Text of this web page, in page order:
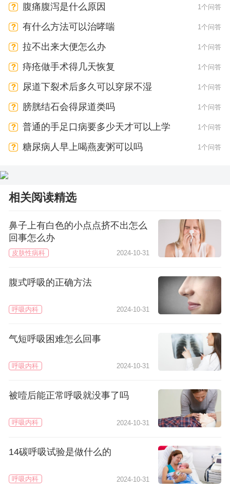
腹痛腹泻是什么原因 1个问答
有什么方法可以治哮喘 1个问答
拉不出来大便怎么办 1个问答
痔疮做手术得几天恢复 1个问答
尿道下裂术后多久可以穿尿不湿 1个问答
膀胱结石会得尿道类吗 1个问答
普通的手足口病要多少天才可以上学 1个问答
糖尿病人早上喝燕麦粥可以吗 1个问答
相关阅读精选
鼻子上有白色的小点点挤不出怎么
回事怎么办
皮肤性病科 2024-10-31
腹式呼吸的正确方法
呼吸内科 2024-10-31
气短呼吸困难怎么回事
呼吸内科 2024-10-31
被噎后能正常呼吸就没事了吗
呼吸内科 2024-10-31
14碳呼吸试验是做什么的
呼吸内科 2024-10-31